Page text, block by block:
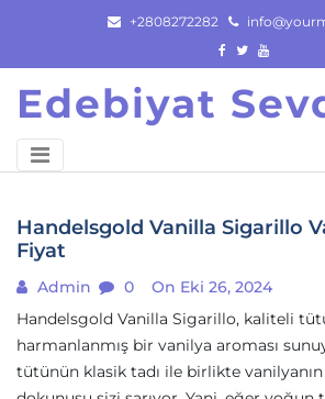
content
+2808272282
Edebiyat
Handelsgold Vanilla Sigarillo
Fiyat
Admin 0
On Eki 26, 2024
Handelsgold Vanilla Sigarillo, kaliteli
harmanlanmış bir vanilya aroması
tütünün klasik tadı ile birlikte